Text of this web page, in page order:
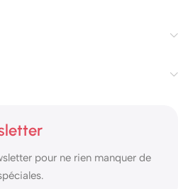
pour ne rien manquer de